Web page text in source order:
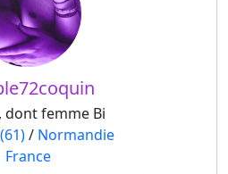
dont femme Bi
/ Normandie
France